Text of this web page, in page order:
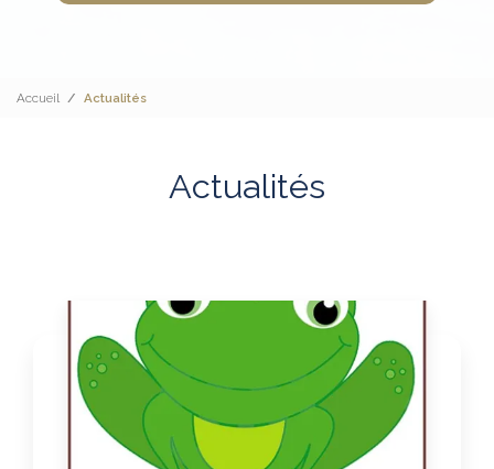
Accueil Actualités
Actualités